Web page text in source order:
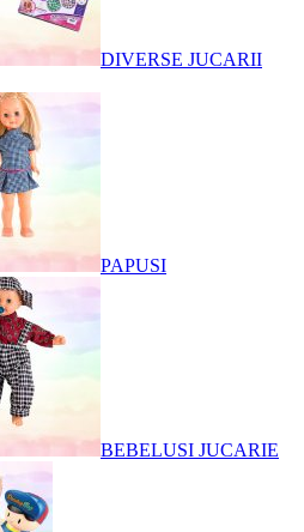
DIVERSE JUCARII
PAPUSI
BEBELUSI JUCARIE